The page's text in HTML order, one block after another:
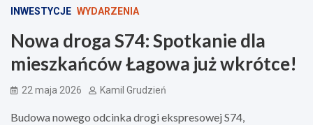
INWESTYCJE WYDARZENIA
Nowa droga S74: Spotkanie dla
mieszkańców Łagowa już wkrótce!
22 maja 2026 Kamil Grudzień
Budowa nowego odcinka drogi ekspresowej S74,